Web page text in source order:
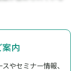
内
やセミナー情報、